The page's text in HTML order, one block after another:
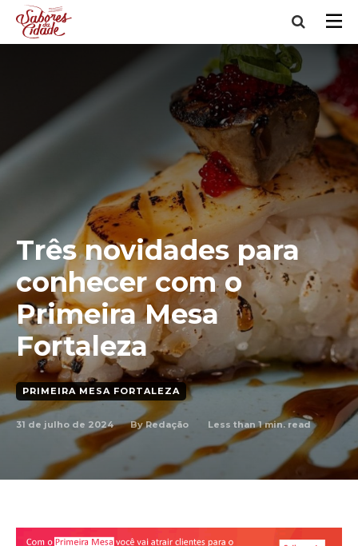
Três novidades para
conhecer com o
Primeira Mesa
Fortaleza
PRIMEIRA MESA FORTALEZA
31 de julho de 2024 By Redação Less than 1min. read